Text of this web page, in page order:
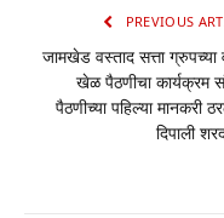
PREVIOUS
जामखेड वस्ताद सत्ता ग्रुपच्या
खेळ पैठणीचा कार्यक्रम
पैठणीच्या पहिल्या मानकरी
दिपाली